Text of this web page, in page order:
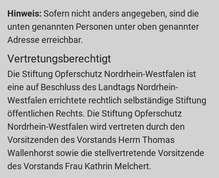
Hinweis: Sofern nicht anders angegeben, sind die
unten genannten Personen unter oben genannter
Adresse erreichbar.
Vertretungsberechtigt
Die Stiftung Opferschutz Nordrhein-Westfalen ist
eine auf Beschluss des Landtags Nordrhein-
Westfalen errichtete rechtlich selbständige Stiftung
öffentlichen Rechts. Die Stiftung Opferschutz
Nordrhein-Westfalen wird vertreten durch den
Vorsitzenden des Vorstands Herrn Thomas
Wallenhorst sowie die stellvertretende Vorsitzende
des Vorstands Frau Kathrin Melchert.